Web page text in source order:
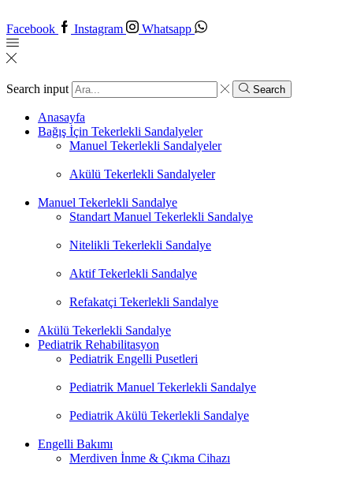
Facebook Instagram Whatsapp
Search input Search
Anasayfa
Bağış İçin Tekerlekli Sandalyeler
Manuel Tekerlekli Sandalyeler
Akülü Tekerlekli Sandalyeler
Manuel Tekerlekli Sandalye
Standart Manuel Tekerlekli Sandalye
Nitelikli Tekerlekli Sandalye
Aktif Tekerlekli Sandalye
Refakatçi Tekerlekli Sandalye
Akülü Tekerlekli Sandalye
Pediatrik Rehabilitasyon
Pediatrik Engelli Pusetleri
Pediatrik Manuel Tekerlekli Sandalye
Pediatrik Akülü Tekerlekli Sandalye
Engelli Bakımı
Merdiven İnme & Çıkma Cihazı